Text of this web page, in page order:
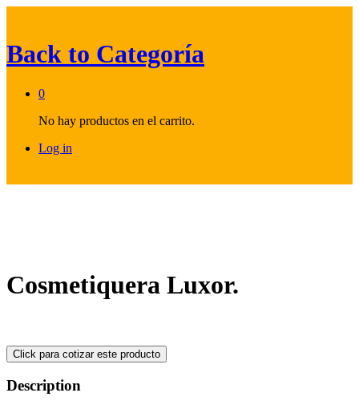
Back to Categoría
0
No hay productos en el carrito.
Log in
Cosmetiquera Luxor.
Description